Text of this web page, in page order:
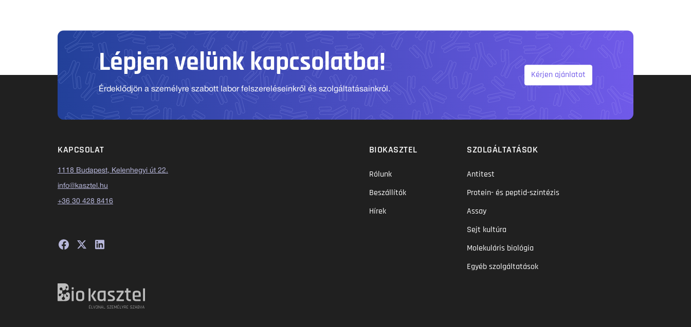
Lépjen velünk kapcsolatba!
Érdeklődjön a személyre szabott labor felszereléseinkről és szolgáltatásainkról.
Kérjen ajánlatot
KAPCSOLAT
1118 Budapest, Kelenhegyi út 22.
info@kasztel.hu
+36 30 428 8416
BIOKASZTEL
Rólunk
Beszállítók
Hírek
SZOLGÁLTATÁSOK
Antitest
Protein- és peptid-szintézis
Assay
Sejt kultúra
Molekuláris biológia
Egyéb szolgáltatások